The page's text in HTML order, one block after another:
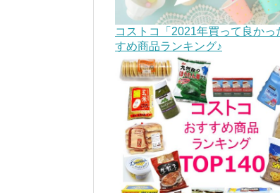
コストコ「2021年買って良かっ
すめ商品ランキング♪